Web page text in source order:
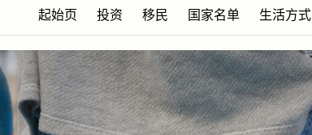
起始页 投资 移民 国家名单 生活方式